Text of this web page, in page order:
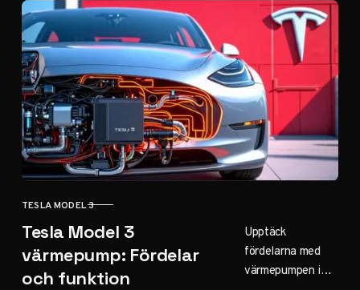
Från nya
funktioner till
prestandaökningar
– vi täcker allt.
KATEGORI
TESLA MODEL 3
Tesla Model 3
värmepump: Fördelar
och funktion
Upptäck
fördelarna med
värmepumpen i